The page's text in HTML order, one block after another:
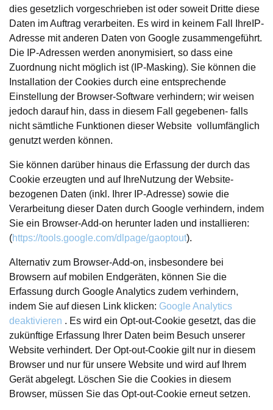
dies gesetzlich vorgeschrieben ist oder soweit Dritte diese
Daten im Auftrag verarbeiten. Es wird in keinem Fall IhreIP-
Adresse mit anderen Daten von Google zusammengeführt.
Die IP-Adressen werden anonymisiert, so dass eine
Zuordnung nicht möglich ist (IP-Masking). Sie können die
Installation der Cookies durch eine entsprechende
Einstellung der Browser-Software verhindern; wir weisen
jedoch darauf hin, dass in diesem Fall gegebenen- falls
nicht sämtliche Funktionen dieser Website vollumfänglich
genutzt werden können.
Sie können darüber hinaus die Erfassung der durch das
Cookie erzeugten und auf IhreNutzung der Website-
bezogenen Daten (inkl. Ihrer IP-Adresse) sowie die
Verarbeitung dieser Daten durch Google verhindern, indem
Sie ein Browser-Add-on herunter laden und installieren:
(https://tools.google.com/dlpage/gaoptout).
Alternativ zum Browser-Add-on, insbesondere bei
Browsern auf mobilen Endgeräten, können Sie die
Erfassung durch Google Analytics zudem verhindern,
indem Sie auf diesen Link klicken: Google Analytics
deaktivieren . Es wird ein Opt-out-Cookie gesetzt, das die
zukünftige Erfassung Ihrer Daten beim Besuch unserer
Website verhindert. Der Opt-out-Cookie gilt nur in diesem
Browser und nur für unsere Website und wird auf Ihrem
Gerät abgelegt. Löschen Sie die Cookies in diesem
Browser, müssen Sie das Opt-out-Cookie erneut setzen.